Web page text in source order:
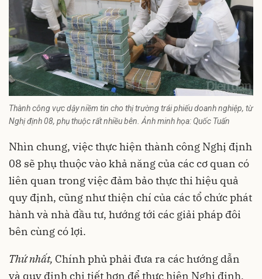
Thành công vực dậy niềm tin cho thị trường trái phiếu doanh nghiệp, từ
Nghị định 08, phụ thuộc rất nhiều bên. Ảnh minh họa: Quốc Tuấn
Nhìn chung, việc thực hiện thành công Nghị định
08 sẽ phụ thuộc vào khả năng của các cơ quan có
liên quan trong việc đảm bảo thực thi hiệu quả
quy định, cũng như thiện chí của các tổ chức phát
hành và nhà đầu tư, hướng tới các giải pháp đôi
bên cùng có lợi.
Thứ nhất, Chính phủ phải đưa ra các hướng dẫn
và quy định chi tiết hơn để thực hiện Nghị định,